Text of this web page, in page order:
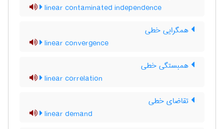
linear contaminated independence
همگرایی خطی
linear convergence
همبستگی خطی
linear correlation
تقاضای خطی
linear demand